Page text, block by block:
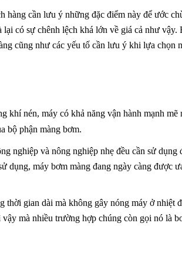
hàng cần lưu ý những đặc điểm này để ước
có sự chênh lệch khá lớn về giá cả như vậy.
cũng như các yếu tố cần lưu ý khi lựa chọn
khí nén, máy có khả năng vận hành mạnh
bộ phận màng bơm.
nghiệp và nông nghiệp nhẹ đều cần sử dụng
dụng, máy bơm màng đang ngày càng được
thời gian dài mà không gây nóng máy ở nhiệt
mà nhiều trường hợp chúng còn gọi nó là